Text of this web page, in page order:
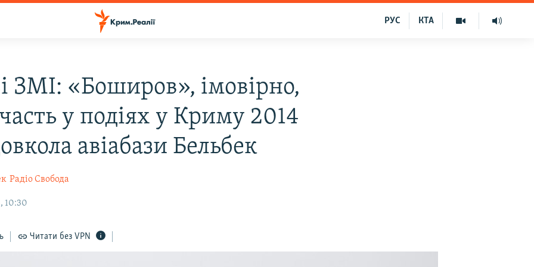
КТА
РУС
ЗМІ: «Боширов», імовірно,
у подіях у Криму 2014
авіабази Бельбек
Радіо Свобода
10:30
Читати без VPN